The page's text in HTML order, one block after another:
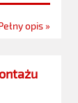
opis »